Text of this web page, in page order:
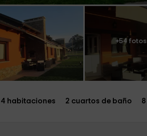
+54 fotos
4 habitaciones 2 cuartos de baño